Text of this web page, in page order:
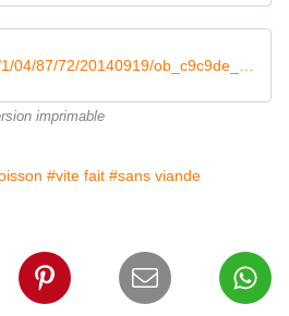
imprimable
#vite fait #sans viande